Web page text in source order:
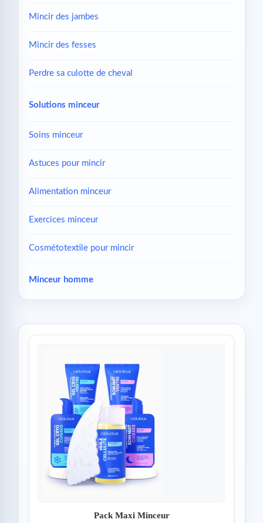
Mincir des jambes
Mincir des fesses
Perdre sa culotte de cheval
Solutions minceur
Soins minceur
Astuces pour mincir
Alimentation minceur
Exercices minceur
Cosmétotextile pour mincir
Minceur homme
Pack Maxi Minceur